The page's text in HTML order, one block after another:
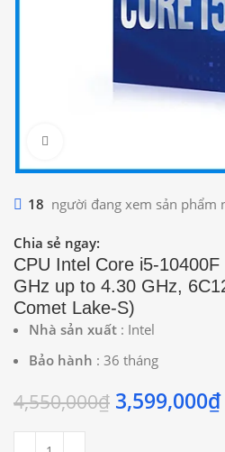
18 người đang xem sản phẩm
Chia sẻ ngay:
CPU Intel Core i5-
GHz up to 4.30 GHz,
Comet Lake-S)
Nhà sản xuất : Intel
Bảo hành : 36 tháng
4,550,000₫ 3,599,000₫